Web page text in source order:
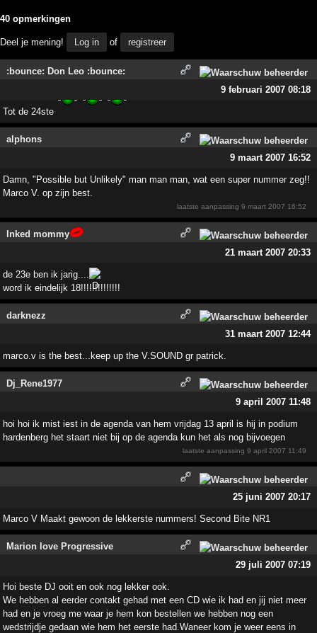
40 opmerkingen
Deel je mening! Log in of registreer
:bounce: Don Leo :bounce:
9 februari 2007 08:18
Tot de 24ste
alphons
9 maart 2007 16:52
Damn, "Possible but Unlikely" man man man, wat een super nummer zeg!!
Marco V. op zijn best.
laatste aanpassing9 maart 2007 16:52
Inked mommy
21 maart 2007 20:33
de 23e ben ik jarig....
word ik eindelijk 18!!!!!!!!!!!!!!
darknezz
31 maart 2007 12:44
marco.v is the best...keep up the V.SOUND gr patrick.
Dj_Rene1977
9 april 2007 11:48
hoi hoi ik mist iest in de agenda van hem vrijdag 13 april is hij in podium
hardenberg het staart niet bij op de agenda kun het als nog bijvoegen
laatste aanpassing9 april 2007 11:49
25 juni 2007 20:17
Marco V Maakt gewoon de lekkerste nummers! Second Bite NR1
Marion love Progressive
29 juli 2007 07:19
Hoi beste DJ ooit en ook nog lekker ook.
We hebben al eerder contakt gehad met een CD wie ik had en jij niet meer
had en je vroeg me waar je hem kon bestellen we hebben nog een
wedstrijdje gedaan wie hem het eerste had.Waneer kom je weer eens in